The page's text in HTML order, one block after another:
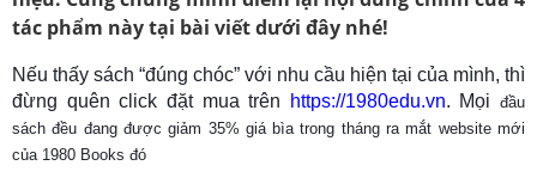
tác phẩm này tại bài viết dưới đây nhé!
Nếu thấy sách “đúng chóc” với nhu cầu hiện tại của mình, thì
đừng quên click đặt mua trên
https://1980edu.vn. Mọi đầu
sách đều đang được giảm 35% giá bìa trong tháng ra mắt website mới
của 1980 Books đó